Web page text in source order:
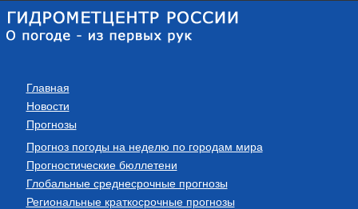
Главная
Новости
Прогнозы
Прогноз погоды на неделю по городам мира
Прогностические бюллетени
Глобальные среднесрочные прогнозы
Региональные краткосрочные прогнозы